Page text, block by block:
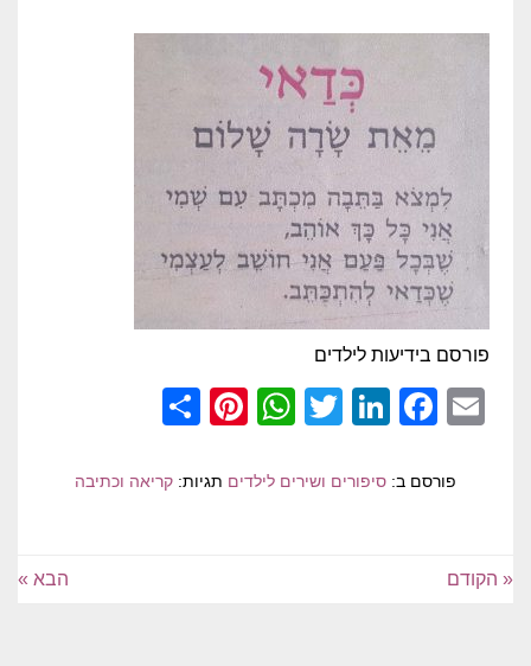
פורסם בידיעות לילדים
Email
Facebook
LinkedIn
Twitter
WhatsApp
Pinterest
פורסם ב: סיפורים ושירים לילדים תגיות: קריאה וכתיבה
« הקודם הבא »